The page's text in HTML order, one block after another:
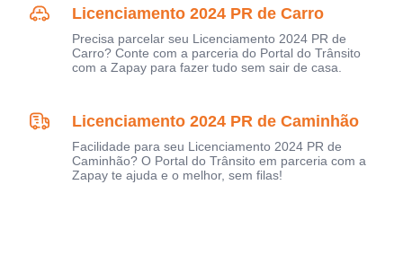
Licenciamento 2024 PR de Carro
Precisa parcelar seu Licenciamento 2024 PR de
Carro? Conte com a parceria do Portal do Trânsito
com a Zapay para fazer tudo sem sair de casa.
Licenciamento 2024 PR de Caminhão
Facilidade para seu Licenciamento 2024 PR de
Caminhão? O Portal do Trânsito em parceria com a
Zapay te ajuda e o melhor, sem filas!